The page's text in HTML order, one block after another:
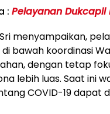
: Pelayanan Dukcapil
menyampaikan,
di bawah koordinasi
dengan tetap
lebih luas. Saat ini
COVID-19 dapat